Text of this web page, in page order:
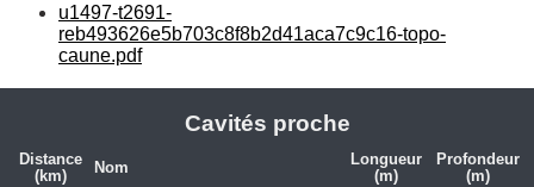
u1497-t2691-
reb493626e5b703c8f8b2d41aca7c9c16-topo-
caune.pdf
Cavités proche
Distance
(km)
Nom
Longueur
(m)
Profondeur
(m)